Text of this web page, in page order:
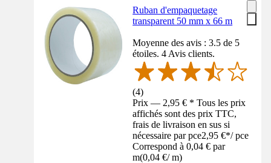
Ruban d'empaquetage
transparent 50 mm x 66 m
Moyenne des avis : 3.5 de 5
étoiles. 4 Avis clients.
(4)
Prix — 2,95 € * Tous les prix
affichés sont des prix TTC,
frais de livraison en sus si
nécessaire par pce2,95 €*/ pce
Correspond à 0,04 € par
m(0,04 €/ m)